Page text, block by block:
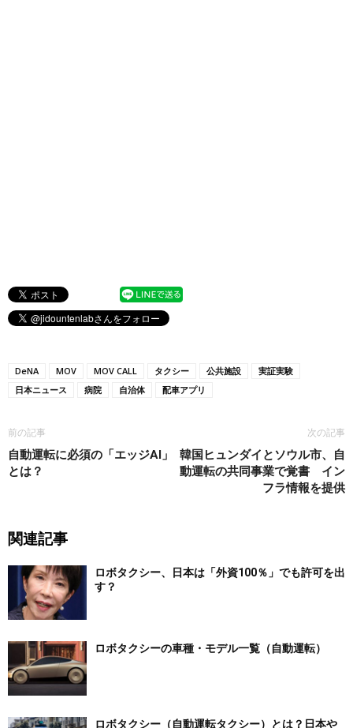
DeNA MOV MOV CALL タクシー 公共施設
実証実験
日本ニュース
病院 自治体 配車アプリ
前の記事
自動運転に必須の「エッジAI」
とは？
次の記事
韓国ヒュンダイとソウル市、自
動運転の共同事業で覚書 イン
フラ情報を提供
関連記事
ロボタクシー、日本は「外資100％」でも許可を出
す？
ロボタクシーの車種・モデル一覧（自動運転）
ロボタクシー（自動運転タクシー）とは？日本や